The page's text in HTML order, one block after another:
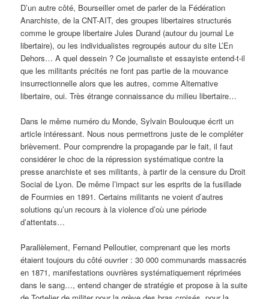
D’un autre côté, Bourseiller omet de parler de la Fédération
Anarchiste, de la CNT-AIT, des groupes libertaires structurés
comme le groupe libertaire Jules Durand (autour du journal Le
libertaire), ou les individualistes regroupés autour du site L’En
Dehors… A quel dessein ? Ce journaliste et essayiste entend-t-il
que les militants précités ne font pas partie de la mouvance
insurrectionnelle alors que les autres, comme Alternative
libertaire, oui. Très étrange connaissance du milieu libertaire…
Dans le même numéro du Monde, Sylvain Boulouque écrit un
article intéressant. Nous nous permettrons juste de le compléter
brièvement. Pour comprendre la propagande par le fait, il faut
considérer le choc de la répression systématique contre la
presse anarchiste et ses militants, à partir de la censure du Droit
Social de Lyon. De même l’impact sur les esprits de la fusillade
de Fourmies en 1891. Certains militants ne voient d’autres
solutions qu’un recours à la violence d’où une période
d’attentats…
Parallèlement, Fernand Pelloutier, comprenant que les morts
étaient toujours du côté ouvrier : 30 000 communards massacrés
en 1871, manifestations ouvrières systématiquement réprimées
dans le sang…, entend changer de stratégie et propose à la suite